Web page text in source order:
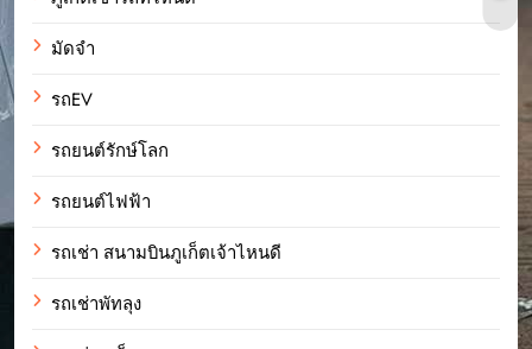
มัดจำ
รถEV
รถยนต์รักษ์โลก
รถยนต์ไฟฟ้า
รถเช่า สนามบินภูเก็ตเจ้าไหนดี
รถเช่าพัทลุง